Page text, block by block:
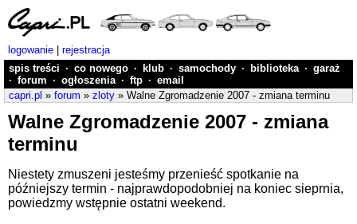
logowanie
rejestracja
spis treści · co nowego · klub · samochody · biblioteka · garaż
· forum · ogłoszenia · ftp · email
capri.pl » forum » zloty » Walne Zgromadzenie 2007 - zmiana terminu
Walne Zgromadzenie 2007 - zmiana
terminu
Niestety zmuszeni jesteśmy przenieść spotkanie na
późniejszy termin - najprawdopodobniej na koniec sieprnia,
powiedzmy wstępnie ostatni weekend.